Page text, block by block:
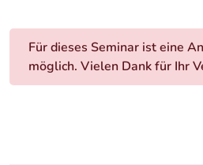
Für dieses Seminar ist eine
möglich. Vielen Dank für Ihr